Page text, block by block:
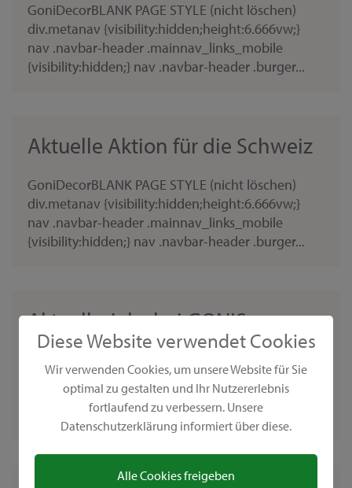
Diese Website verwendet Cookies
Wir verwenden Cookies, um unsere Website für Sie
optimal zu gestalten und Ihr Nutzererlebnis
fortlaufend zu verbessern. Unsere
Datenschutzerklärung informiert über diese.
Alle Cookies freigeben
GoniDecorBLANK PAGE STYLE (nicht löschen)
div.metanav {visibility:hidden;height:6.666vw;}
nav .navbar-header .mainnav_links_mobile
{visibility:hidden;} nav .navbar-header .burger...
Aktuelle Aktion für die Schweiz
GoniDecorBLANK PAGE STYLE (nicht löschen)
div.metanav {visibility:hidden;height:6.666vw;}
nav .navbar-header .mainnav_links_mobile
{visibility:hidden;} nav .navbar-header .burger...
Aktuelle Jobs bei GONIS
Hobby Basteln zum Beruf machen? Dann starte als
GONIS KreativCoach in deine kreative Zukunft!
KerativCoach werden